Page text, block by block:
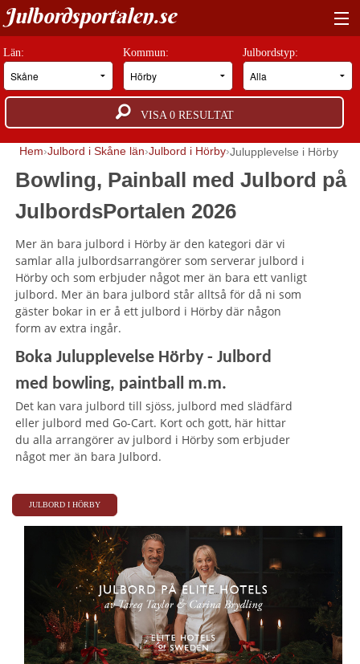
Julbordsportalen.se
HITTA RÄTT JULBORD
BOKNINGSFÖRFRÅGAN
GUIDER
Län: Kommun: Julbordstyp:
VISA 0RESULTAT
Hem Julbord i Skåne län Julbord i Hörby Julupplevelse i Hörby
Bowling, Painball med Julbord på
JulbordsPortalen 2026
Mer än bara julbord i Hörby är den kategori där vi
samlar alla julbordsarrangörer som serverar julbord i
Hörby och som erbjuder något mer än bara ett vanligt
julbord. Mer än bara julbord står alltså för då ni som
gäster bokar in er å ett julbord i Hörby där någon
form av extra ingår.
Boka Julupplevelse Hörby - Julbord
med bowling, paintball m.m.
Det kan vara julbord till sjöss, julbord med slädfärd
eller julbord med Go-Cart. Kort och gott, här hittar
du alla arrangörer av julbord i Hörby som erbjuder
något mer än bara Julbord.
JULBORD I HÖRBY